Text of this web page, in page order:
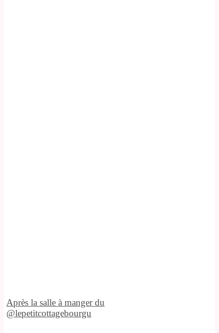
Après la salle à manger du
@lepetitcottagebourgu